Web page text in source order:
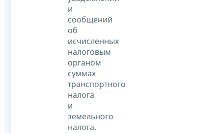
и
сообщений
об
исчисленных
налоговым
органом
суммах
транспортного
налога
и
земельного
налога.